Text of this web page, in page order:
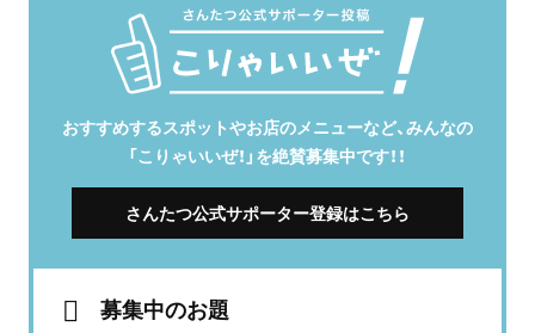
おすすめするスポットやお店のメニューなど、みんなの
「こりゃいいぜ！」を絶賛募集中です！！
さんたつ公式サポーター登録はこちら
募集中のお題